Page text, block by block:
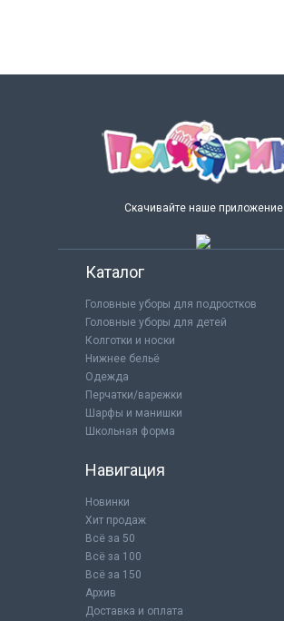
Скачивайте наше приложение
Каталог
Головные уборы для подростков
Головные уборы для детей
Колготки и носки
Нижнее бельё
Одежда
Перчатки/варежки
Шарфы и манишки
Школьная форма
Навигация
Новинки
Хит продаж
Всё за 50
Всё за 100
Всё за 150
Архив
Доставка и оплата